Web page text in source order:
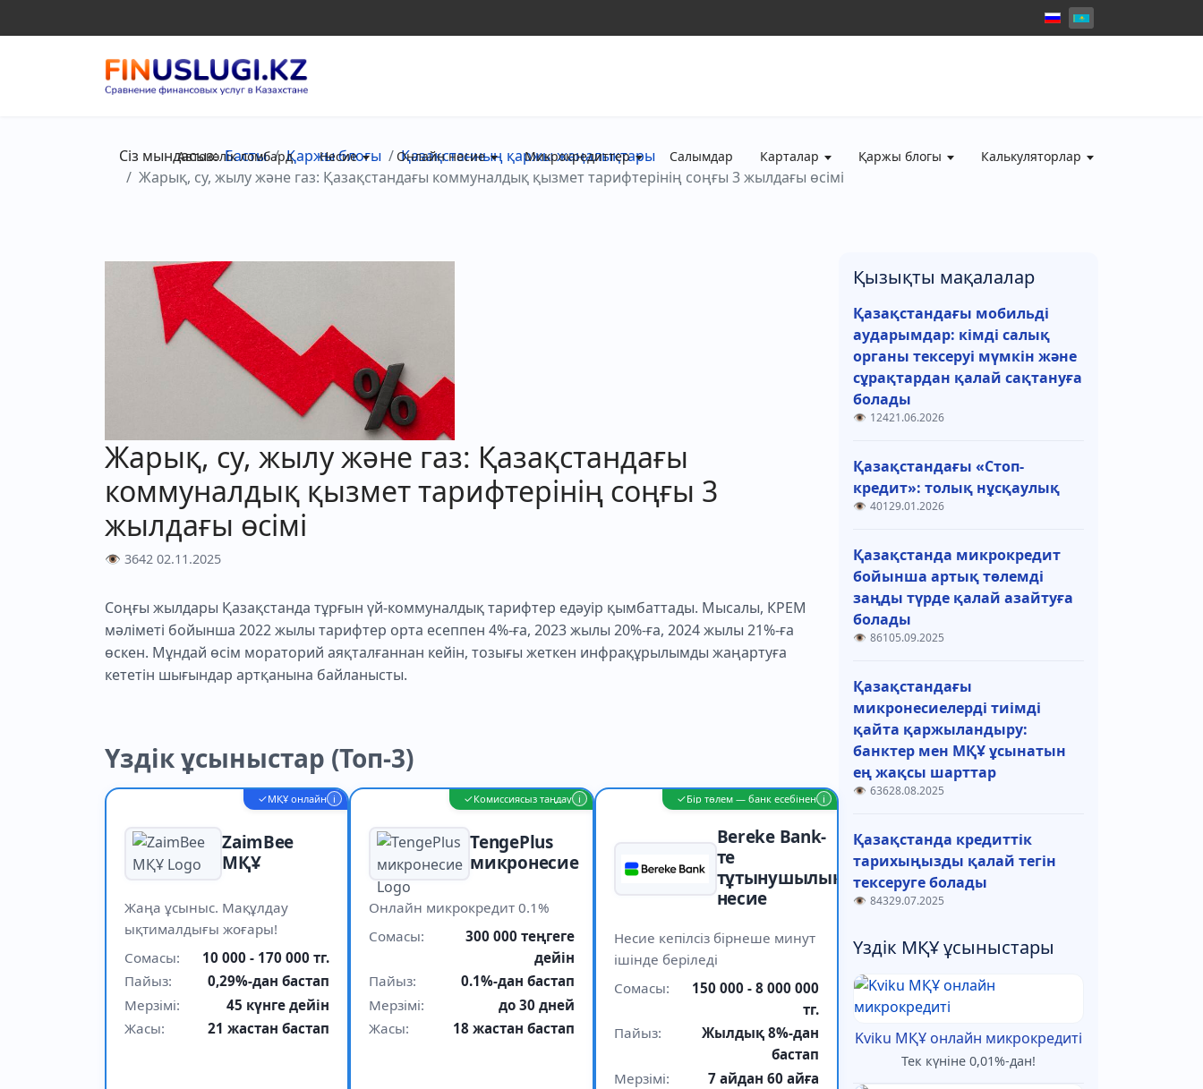
Автокөлік ломбард Несие Онлайн несие Микрокредиттер Салымдар Карталар Қаржы блогы Калькуляторлар
Сіз мындасыз:Басты Қаржы блогы
Қазақстанның қаржы жаңалықтары
Жарық, су, жылу және газ: Қазақстандағы коммуналдық қызмет тарифтерінің соңғы 3 жылдағы өсімі
Жарық, су, жылу және газ: Қазақстандағы
коммуналдық қызмет тарифтерінің соңғы 3
жылдағы өсімі
👁 3642 02.11.2025
Соңғы жылдары Қазақстанда тұрғын үй-коммуналдық тарифтер едәуір қымбаттады. Мысалы, КРЕМ
мәліметі бойынша 2022 жылы тарифтер орта есеппен 4%-ға, 2023 жылы 20%-ға, 2024 жылы 21%-ға
өскен. Мұндай өсім мораторий аяқталғаннан кейін, тозығы жеткен инфрақұрылымды жаңартуға
кететін шығындар артқанына байланысты.
Үздік ұсыныстар (Топ-3)
✓МҚҰ онлайн i
ZaimBee
МҚҰ
Жаңа ұсыныс. Мақұлдау
ықтималдығы жоғары!
Сомасы:
10 000 - 170 000 тг.
Пайыз:
0,29%-дан бастап
Мерзімі:
45 күнге дейін
Жасы:
21 жастан бастап
✓Комиссиясыз таңдау i
TengePlus
микронесие
Онлайн микрокредит 0.1%
Сомасы:
300 000 теңгеге
дейін
Пайыз:
0.1%-дан бастап
Мерзімі:
до 30 дней
Жасы:
18 жастан бастап
✓Бір төлем — банк есебінен i
Bereke Bank-
те
тұтынушылық
несие
Несие кепілсіз бірнеше минут
ішінде беріледі
Сомасы:
150 000 - 8 000 000
тг.
Пайыз:
Жылдық 8%-дан
бастап
Мерзімі:
7 айдан 60 айға
Қызықты мақалалар
Қазақстандағы мобильді
аударымдар: кімді салық
органы тексеруі мүмкін және
сұрақтардан қалай сақтануға
болады
12421.06.2026
Қазақстандағы «Стоп-
кредит»: толық нұсқаулық
40129.01.2026
Қазақстанда микрокредит
бойынша артық төлемді
заңды түрде қалай азайтуға
болады
86105.09.2025
Қазақстандағы
микронесиелерді тиімді
қайта қаржыландыру:
банктер мен МҚҰ ұсынатын
ең жақсы шарттар
63628.08.2025
Қазақстанда кредиттік
тарихыңызды қалай тегін
тексеруге болады
84329.07.2025
Үздік МҚҰ ұсыныстары
Kviku МҚҰ онлайн микрокредиті
Тек күніне 0,01%-дан!